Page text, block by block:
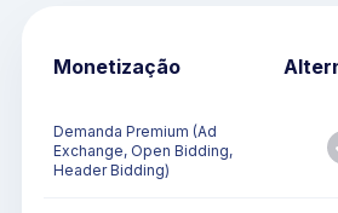
Monetização
Demanda Premium (Ad
Exchange, Open Bidding,
Header Bidding)